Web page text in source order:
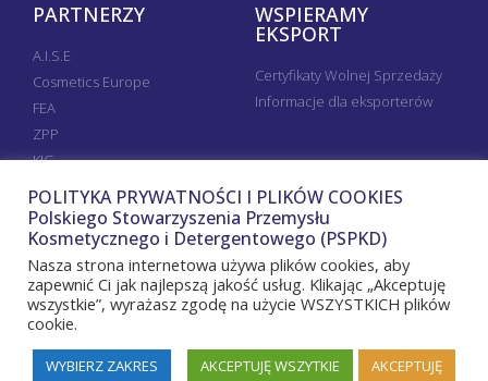
PARTNERZY
A.I.S.E
Cosmetics Europe
FEA
ZPP
KIG
WSPIERAMY
EKSPORT
Certyfikaty Wolnej Sprzedaży
Informacje dla eksporterów
POLITYKA PRYWATNOŚCI I PLIKÓW COOKIES
Polskiego Stowarzyszenia Przemysłu
Kosmetycznego i Detergentowego (PSPKD)
Nasza strona internetowa używa plików cookies, aby
zapewnić Ci jak najlepszą jakość usług. Klikając „Akceptuję
wszystkie”, wyrażasz zgodę na użycie WSZYSTKICH plików
cookie.
WYBIERZ ZAKRES AKCEPTUJĘ WSZYTKIE AKCEPTUJĘ